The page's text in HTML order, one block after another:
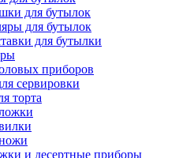
для бутылок
для бутылок
для бутылки
приборов
сервировки
торта
и десертные приборы